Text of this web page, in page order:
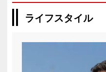
ライフスタイル